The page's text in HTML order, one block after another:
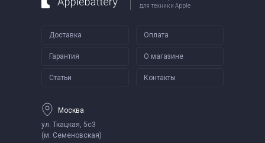
для техники Apple
Доставка Оплата
Гарантия О магазине
Статьи Контакты
Москва
ул. Ткацкая, 5с3
(м. Семеновская)